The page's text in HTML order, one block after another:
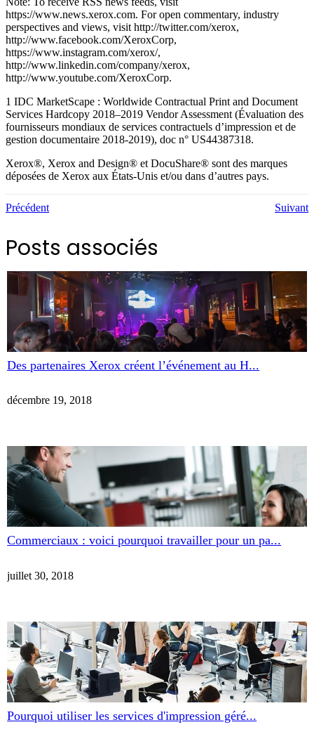
https://www.news.xerox.com. For open commentary, industry
perspectives and views, visit http://twitter.com/xerox,
http://www.facebook.com/XeroxCorp,
https://www.instagram.com/xerox/,
http://www.linkedin.com/company/xerox,
http://www.youtube.com/XeroxCorp.
1 IDC MarketScape : Worldwide Contractual Print and Document
Services Hardcopy 2018–2019 Vendor Assessment (Évaluation des
fournisseurs mondiaux de services contractuels d’impression et de
gestion documentaire 2018-2019), doc n° US44387318.
Xerox®, Xerox and Design® et DocuShare® sont des marques
déposées de Xerox aux États-Unis et/ou dans d’autres pays.
Précédent Suivant
Posts associés
Des partenaires Xerox créent l’événement au H...
décembre 19, 2018
Commerciaux : voici pourquoi travailler pour un pa...
juillet 30, 2018
Pourquoi utiliser les services d'impression géré...